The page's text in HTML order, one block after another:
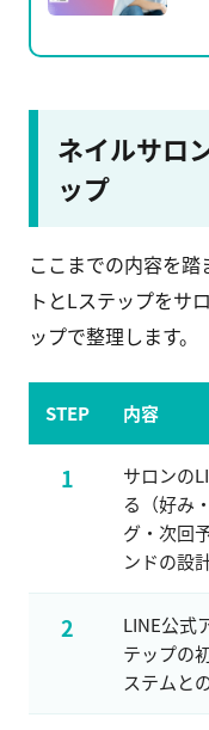
ネイルサロ
ップ
ここまでの内容を
トとLステップをサ
ップで整理します。
STEP 内容
1
サロンの
る（好み
グ・次回
ンドの設計
2
LINE公式
テップの
ステムと